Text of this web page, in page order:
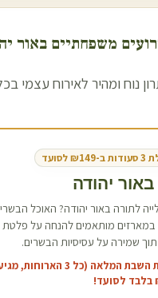
משפחתיים באור
נוח ומהיר לאירוח עצמי
באור יהודה
לתורה באור יהודה? האוכל
במארזים מותאמים להנחה על
שמירה על עסיסיות הבשרים.
הזמינו את חבילת השבת המלאה (כל 3